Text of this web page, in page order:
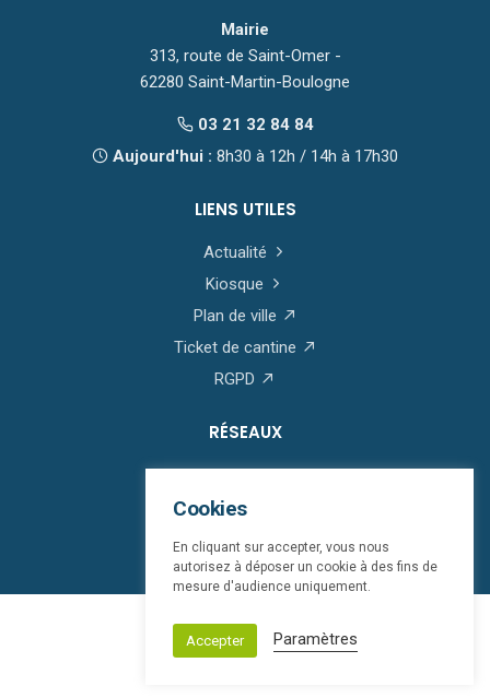
Mairie
313, route de Saint-Omer -
62280 Saint-Martin-Boulogne
03 21 32 84 84
Aujourd'hui : 8h30 à 12h / 14h à 17h30
LIENS UTILES
Actualité
Kiosque
Plan de ville
Ticket de cantine
RGPD
RÉSEAUX
© Saint-Martin-Boulogne 2026
Cookies
En cliquant sur accepter, vous nous
autorisez à déposer un cookie à des fins de
mesure d'audience uniquement.
Accepter Paramètres